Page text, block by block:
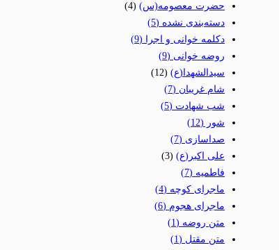
حضرت معصومه(س) (4)
دسته‌بندی نشده (5)
دکلمه خوانی و اجرا (9)
روضه خوانی (9)
سیدالشهدا(ع) (12)
شام غریبان (7)
شب شهادت (5)
شور (12)
صداسازی (7)
علی اکبر(ع) (3)
فاطمیه (7)
ماجرای کوچه (4)
ماجرای هجوم (6)
متن روضه (1)
متن مقتل (1)